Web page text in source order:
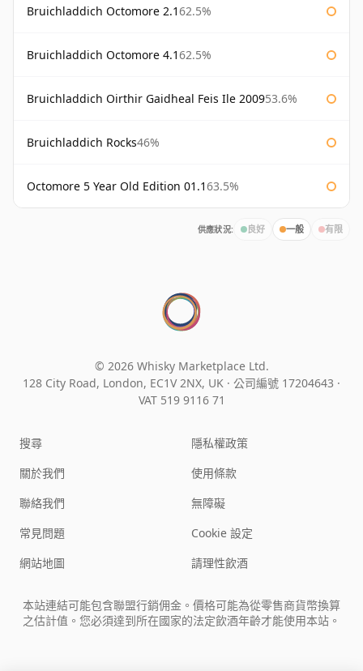
Bruichladdich Octomore 2.162.5%
Bruichladdich Octomore 4.162.5%
Bruichladdich Oirthir Gaidheal Feis Ile 200953.6%
Bruichladdich Rocks46%
Octomore 5 Year Old Edition 01.163.5%
供應狀況: 良好 一般 有限
© 2026 Whisky Marketplace Ltd.
128 City Road, London, EC1V 2NX, UK · 公司編號 17204643 ·
VAT 519 9116 71
搜尋
關於我們
聯絡我們
常見問題
網站地圖
隱私權政策
使用條款
無障礙
Cookie 設定
請理性飲酒
本站連結可能包含聯盟行銷佣金。價格可能為從零售商貨幣換算
之估計值。您必須達到所在國家的法定飲酒年齡才能使用本站。